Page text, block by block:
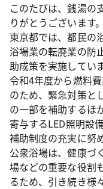
このたびは、銭湯の
りがとうございます。
東京都では、都民の
浴場業の転廃業の防
助成策を実施していま
令和4年度から燃料
のため、緊急対策と
の一部を補助するほ
寄与するLED照明設
補助制度の充実に努
公衆浴場は、健康づ
場などの重要な役割
るため、引き続き様